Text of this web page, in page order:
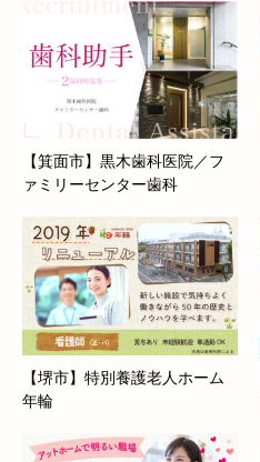
【箕面市】黒木歯科医院／フ
ァミリーセンター歯科
【堺市】特別養護老人ホーム
年輪